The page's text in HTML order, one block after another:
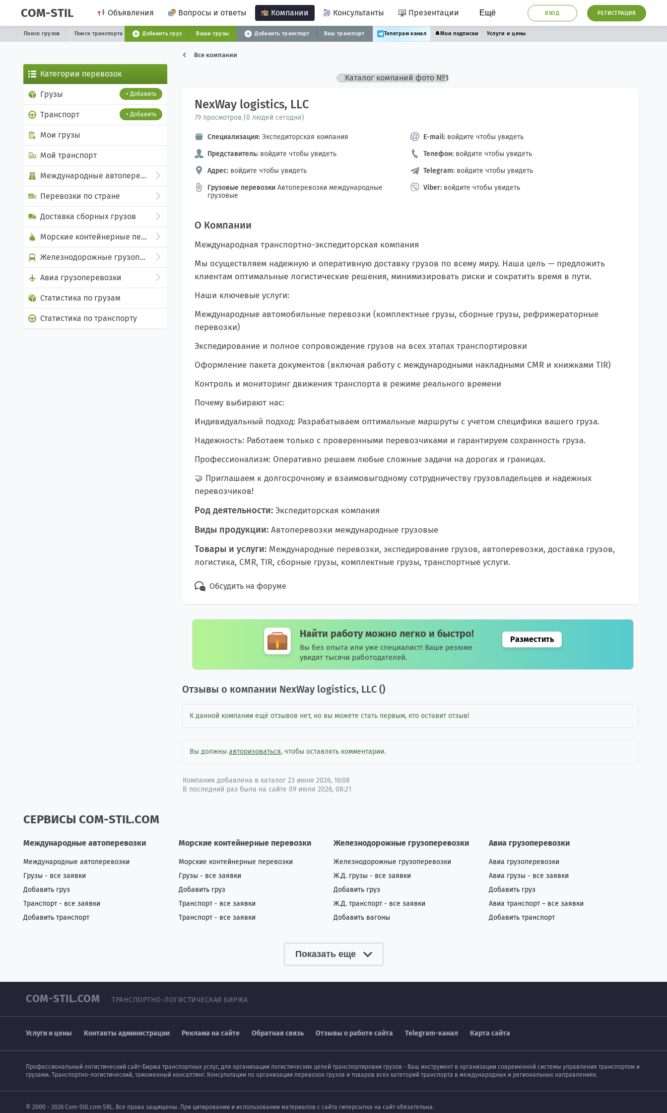
COM-STIL Объявления Вопросы и ответы Компании Консультанты Презентации Ещё ВХОД РЕГИСТРАЦИЯ
Поиск грузов Поиск транспорта Добавить груз Ваши грузы Добавить транспорт Ваш транспорт Телеграм канал 🔔Мои подписки Услуги и цены
Категории перевозок
Грузы + Добавить
Транспорт + Добавить
Мои грузы
Мой транспорт
Международные автоперевозки
Перевозки по стране
Доставка сборных грузов
Морские контейнерные перевозки
Железнодорожные грузоперевозки
Авиа грузоперевозки
Статистика по грузам
Статистика по транспорту
Все компании
NexWay logistics, LLC
79 просмотров (0 людей сегодня)
Специализация: Экспедиторская компания
Представитель: войдите чтобы увидеть
Адрес: войдите чтобы увидеть
Грузовые перевозки Автоперевозки международные
грузовые
E-mail: войдите чтобы увидеть
Телефон: войдите чтобы увидеть
Telegram: войдите чтобы увидеть
Viber: войдите чтобы увидеть
О Компании
Международная транспортно-экспедиторская компания
Мы осуществляем надежную и оперативную доставку грузов по всему миру. Наша цель — предложить
клиентам оптимальные логистические решения, минимизировать риски и сократить время в пути.
Наши ключевые услуги:
Международные автомобильные перевозки (комплектные грузы, сборные грузы, рефрижераторные
перевозки)
Экспедирование и полное сопровождение грузов на всех этапах транспортировки
Оформление пакета документов (включая работу с международными накладными CMR и книжками TIR)
Контроль и мониторинг движения транспорта в режиме реального времени
Почему выбирают нас:
Индивидуальный подход: Разрабатываем оптимальные маршруты с учетом специфики вашего груза.
Надежность: Работаем только с проверенными перевозчиками и гарантируем сохранность груза.
Профессионализм: Оперативно решаем любые сложные задачи на дорогах и границах.
🤝 Приглашаем к долгосрочному и взаимовыгодному сотрудничеству грузовладельцев и надежных
перевозчиков!
Род деятельности: Экспедиторская компания
Виды продукции: Автоперевозки международные грузовые
Товары и услуги: Международные перевозки, экспедирование грузов, автоперевозки, доставка грузов,
логистика, CMR, TIR, сборные грузы, комплектные грузы, транспортные услуги.
Обсудить на форуме
Найти работу можно легко и быстро!
Вы без опыта или уже специалист! Ваше резюме
увидят тысячи работодателей.
Разместить
Отзывы о компании NexWay logistics, LLC ()
К данной компании ещё отзывов нет, но вы можете стать первым, кто оставит отзыв!
Вы должны авторизоваться, чтобы оставлять комментарии.
Компания добавлена в каталог 23 июня 2026, 16:08
В последний раз была на сайте 09 июля 2026, 08:21
СЕРВИСЫ COM-STIL.COM
Международные автоперевозки
Международные автоперевозки
Грузы - все заявки
Добавить груз
Транспорт - все заявки
Добавить транспорт
Морские контейнерные перевозки
Морские контейнерные перевозки
Грузы - все заявки
Добавить груз
Транспорт - все заявки
Транспорт - все заявки
Железнодорожные грузоперевозки
Железнодорожные грузоперевозки
Ж.Д. грузы - все заявки
Добавить груз
Ж.Д. транспорт - все заявки
Добавить вагоны
Авиа грузоперевозки
Авиа грузоперевозки
Авиа грузы - все заявки
Добавить груз
Авиа транспорт – все заявки
Добавить транспорт
Показать еще
COM-STIL.COM ТРАНСПОРТНО-ЛОГИСТИЧЕСКАЯ БИРЖА
Услуги и цены Контакты администрации Реклама на сайте Обратная связь Отзывы о работе сайта Telegram-канал Карта сайта
Профессиональный логистический сайт-Биржа транспортных услуг, для организации логистических цепей транспортировки грузов - Ваш инструмент в организации современной системы управления транспортом и
грузами. Транспортно-логистический, таможенный консалтинг. Консультации по организации перевозок грузов и товаров всех категорий транспорта в международных и региональных направлениях.
© 2000 - 2026 Com-Stil.com SRL. Все права защищены. При цитировании и использовании материалов с сайта гиперсылка на сайт обязательна.